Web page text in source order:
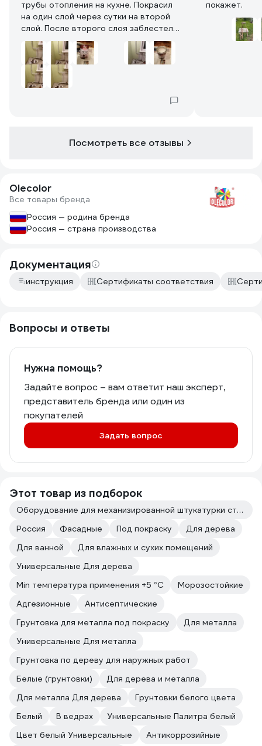
трубы отопления на кухне. Покрасил
на один слой через сутки на второй
слой. После второго слоя заблестела
как краска. До этого была грунтовка
другой фирмы. Так эта лучше. Теперь
надо покрасить на два слоя краской.
На фото первый и второй слой.
Рекомендую по цвету качественная.
покажет.
Посмотреть все отзывы
Olecolor
Все товары бренда
Россия — родина бренда
Россия — страна производства
Документация
инструкция Сертификаты соответствия
Вопросы и ответы
Нужна помощь?
Задайте вопрос – вам ответит наш эксперт,
представитель бренда или один из
покупателей
Задать вопрос
Этот товар из подборок
Оборудование для механизированной штукатурки стен
Россия
Фасадные Под покраску
Для дерева
Для ванной
Для влажных и сухих помещений
Универсальные Для дерева
Min температура применения +5 °С
Морозостойкие
Адгезионные
Антисептические
Грунтовка для металла под покраску
Для металла
Универсальные Для металла
Грунтовка по дереву для наружных работ
Белые (грунтовки)
Для дерева и металла
Для металла Для дерева
Грунтовки белого цвета
Белый
В ведрах
Универсальные Палитра белый
Цвет белый Универсальные
Антикоррозийные